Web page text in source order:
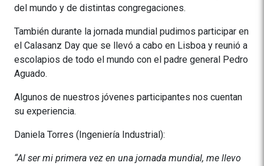
del mundo y de distintas congregaciones.
También durante la jornada mundial pudimos participar en
el Calasanz Day que se llevó a cabo en Lisboa y reunió a
escolapios de todo el mundo con el padre general Pedro
Aguado.
Algunos de nuestros jóvenes participantes nos cuentan
su experiencia.
Daniela Torres (Ingeniería Industrial):
“Al ser mi primera vez en una jornada mundial, me llevo